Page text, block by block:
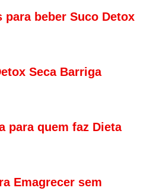
beber Suco Detox
Seca Barriga
para quem faz Dieta
Emagrecer sem